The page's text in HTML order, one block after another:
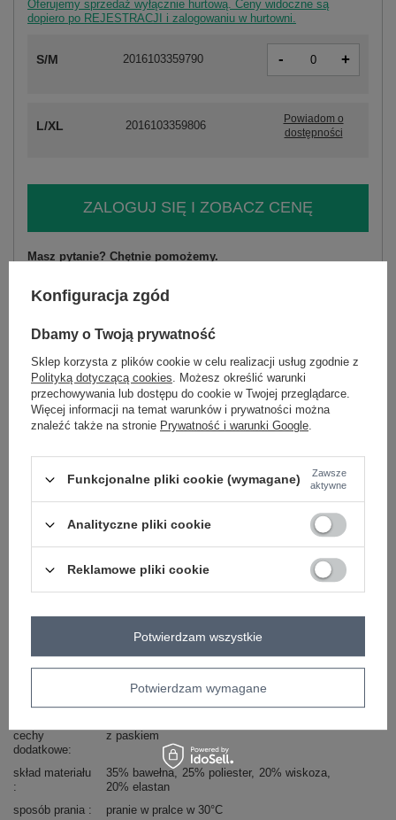
Oferujemy sprzedaż wyłącznie hurtową. Ceny widoczne są
dopiero po REJESTRACJI i zalogowaniu w hurtowni.
S/M 2016103359790 - +
L/XL 2016103359806
Powiadom o
dostępności
ZALOGUJ SIĘ I ZOBACZ CENĘ
Masz pytanie? Chętnie pomożemy.
wiskoza, 20% elastan
sposób prania : pranie w pralce w 30°C
Kod produktu
LK-KMPL-509001.42P
Marka
LAKERTA
codzienne do pracy
wizytowe
dominujący
materiał
bawełna
kieszenie
brak
długi rękaw na ramiączkach
dekolt
kołnierzyk serek / dekolt V
cechy
dodatkowe
z paskiem
skład materiału 35% bawełna 25% poliester
20% wiskoza
20% elastan
sposób prania
pranie w pralce w 30°C
Konfiguracja zgód
Dbamy o Twoją prywatność
Sklep korzysta z plików cookie w celu realizacji usług zgodnie z
Polityką dotyczącą cookies. Możesz określić warunki
przechowywania lub dostępu do cookie w Twojej przeglądarce.
Więcej informacji na temat warunków i prywatności można
znaleźć także na stronie Prywatność i warunki Google.
Funkcjonalne pliki cookie (wymagane)
Zawsze
aktywne
Analityczne pliki cookie
Reklamowe pliki cookie
Potwierdzam wymagane
Potwierdzam wszystkie